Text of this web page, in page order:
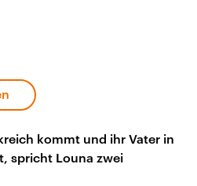
kommt und ihr Vater in
spricht Louna zwei